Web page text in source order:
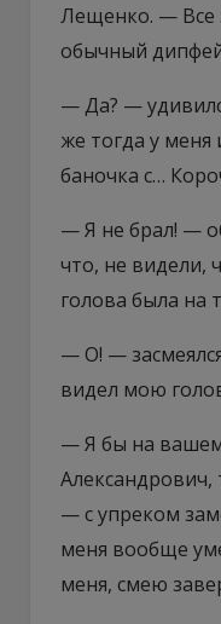
Лещенко. — Все
обычный
— Да? —
же тогда у меня
баночка с…
— Я не брал! —
что, не видели,
голова была на
— О! —
видел мою
— Я бы на
Александрович,
— с упреком
меня вообще
меня, смею